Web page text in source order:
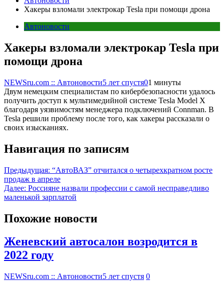
Хакеры взломали электрокар Tesla при помощи дрона
Автоновости
Хакеры взломали электрокар Tesla при
помощи дрона
NEWSru.com :: Автоновости5 лет спустя01 минуты
Двум немецким специалистам по кибербезопасности удалось
получить доступ к мультимедийной системе Tesla Model X
благодаря уязвимостям менеджера подключений Connman. В
Tesla решили проблему после того, как хакеры рассказали о
своих изысканиях.
Навигация по записям
Предыдущая: “АвтоВАЗ” отчитался о четырехкратном росте
продаж в апреле
Далее: Россияне назвали профессии с самой несправедливо
маленькой зарплатой
Похожие новости
Женевский автосалон возродится в
2022 году
NEWSru.com :: Автоновости5 лет спустя 0